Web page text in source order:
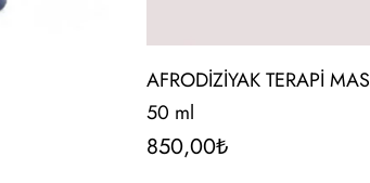
AFRODİZİYAK TERAPİ
50 ml
850,00₺